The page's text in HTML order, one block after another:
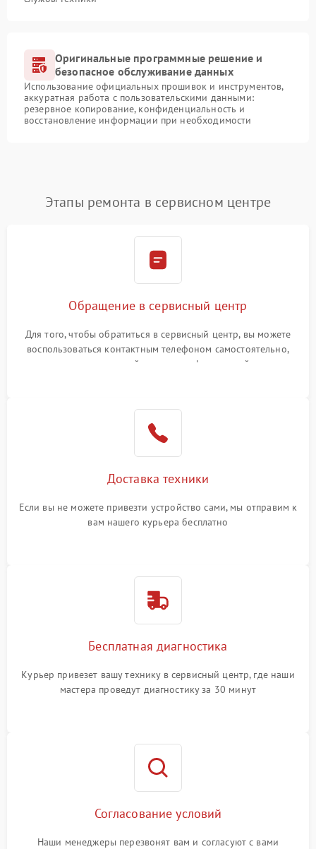
Оригинальные программные решение и
безопасное обслуживание данных
Использование официальных прошивок и инструментов,
аккуратная работа с пользовательскими данными:
резервное копирование, конфиденциальность и
восстановление информации при необходимости
Этапы ремонта в сервисном центре
Обращение в сервисный центр
Для того, чтобы обратиться в сервисный центр, вы можете
воспользоваться контактным телефоном самостоятельно,
или оставить свой номер телефона на сайте
Доставка техники
Если вы не можете привезти устройство сами, мы отправим к
вам нашего курьера бесплатно
Бесплатная диагностика
Курьер привезет вашу технику в сервисный центр, где наши
мастера проведут диагностику за 30 минут
Согласование условий
Наши менеджеры перезвонят вам и согласуют с вами